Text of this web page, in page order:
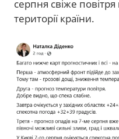
серпня свіже
території країни.